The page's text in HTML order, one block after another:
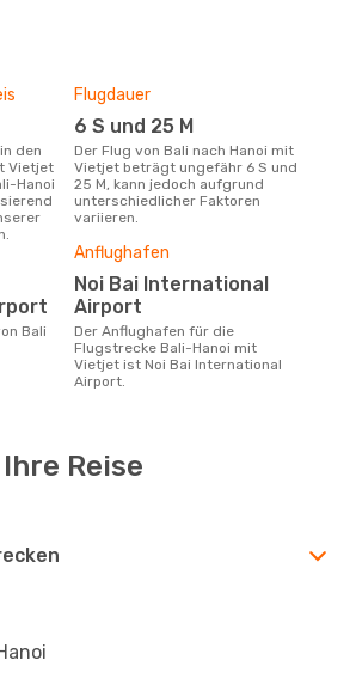
Vietjet
Hanoi
Flugdauer
6 S und 25 M
Der Flug von Bali nach Hanoi mit
Vietjet beträgt ungefähr 6 S und
25 M, kann jedoch aufgrund
unterschiedlicher Faktoren
variieren.
Anflughafen
Noi Bai International
Airport
Der Anflughafen für die
Flugstrecke Bali-Hanoi mit
Vietjet ist Noi Bai International
Airport.
Reise